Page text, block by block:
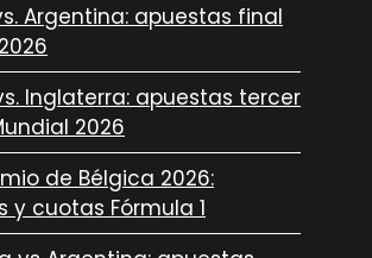
Argentina: apuestas final
Inglaterra: apuestas tercer
2026
de Bélgica 2026:
y cuotas Fórmula 1